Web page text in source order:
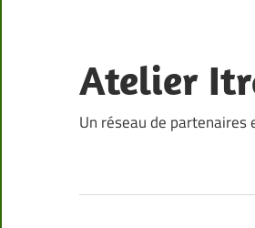
content
Atelier
Un réseau de partenaires